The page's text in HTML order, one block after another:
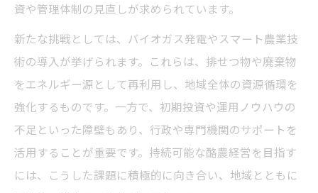
福岡県農業経営支援策ガイドの活用ポイン
ト
酪農と補助金制度を組み合わせた成功事例
紹介
酪農経営の安定化へ行政支援を最大限活用
する
家畜排せつ物処理が地域に与える影響とは
酪農で重要な家畜排せつ物処理の基本と工
資や管理体制の見直しが求められています。
新たな挑戦としては、バイオガス発電やスマート農業技
術の導入が挙げられます。これらは、排せつ物や廃棄物
をエネルギー源として再利用し、地域全体の資源循環を
強化するものです。一方で、初期投資や運用ノウハウの
不足といった障壁もあり、行政や専門機関のサポートを
活用することが重要です。持続可能な酪農経営を目指す
には、こうした課題に積極的に向き合い、地域とともに